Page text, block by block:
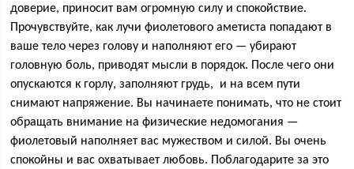
доверие, приносит вам огромную силу и спокойствие.
Прочувствуйте, как лучи фиолетового аметиста попадают в
ваше тело через голову и наполняют его — убирают
головную боль, приводят мысли в порядок. После чего они
опускаются к горлу, заполняют грудь, и на всем пути
снимают напряжение. Вы начинаете понимать, что не стоит
обращать внимание на физические недомогания —
фиолетовый наполняет вас мужеством и силой. Вы очень
спокойны и вас охватывает любовь. Поблагодарите за это